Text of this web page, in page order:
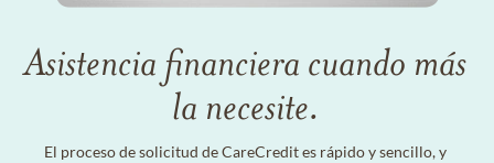
Asistencia financiera cuando más
la necesite.
El proceso de solicitud de CareCredit es rápido y sencillo, y